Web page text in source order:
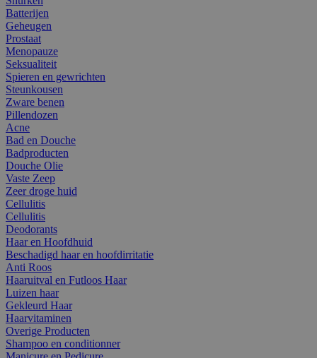
Batterijen
Geheugen
Prostaat
Menopauze
Seksualiteit
Spieren en gewrichten
Steunkousen
Zware benen
Pillendozen
Acne
Bad en Douche
Badproducten
Douche Olie
Vaste Zeep
Zeer droge huid
Cellulitis
Cellulitis
Deodorants
Haar en Hoofdhuid
Beschadigd haar en hoofdirritatie
Anti Roos
Haaruitval en Futloos Haar
Luizen haar
Gekleurd Haar
Haarvitaminen
Overige Producten
Shampoo en conditionner